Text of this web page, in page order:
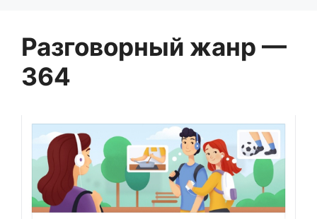
Разговорный жанр —
364